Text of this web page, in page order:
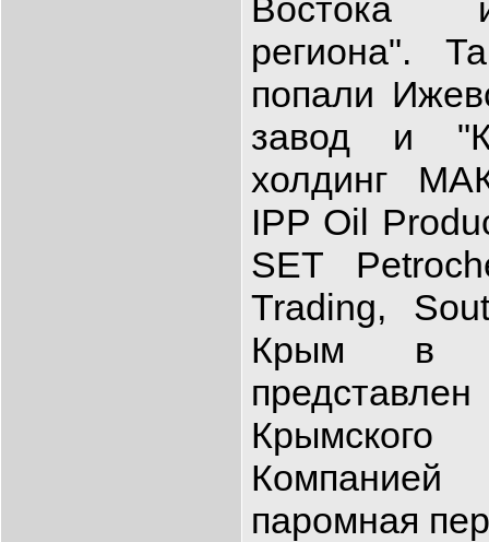
Востока
региона".
попали
завод и
холдинг
IPP Oil
SET
Trading,
Крым в
паромная